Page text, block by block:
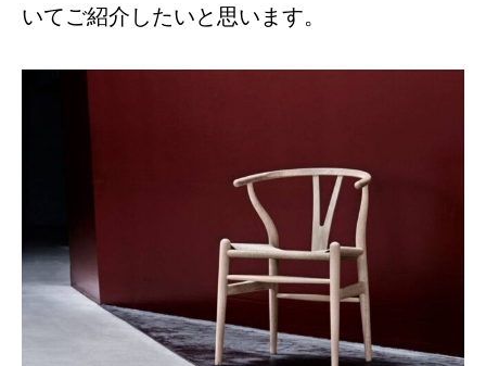
いてご紹介したいと思います。